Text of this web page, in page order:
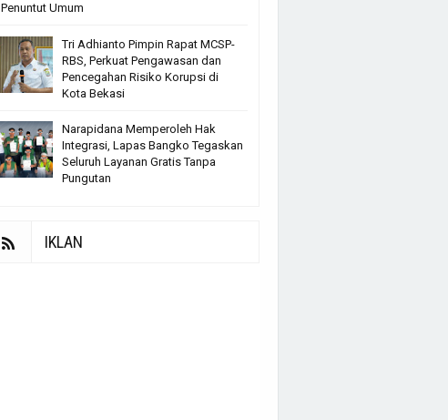
Penuntut Umum
Tri Adhianto Pimpin Rapat MCSP-
RBS, Perkuat Pengawasan dan
Pencegahan Risiko Korupsi di
Kota Bekasi
Narapidana Memperoleh Hak
Integrasi, Lapas Bangko Tegaskan
Seluruh Layanan Gratis Tanpa
Pungutan
IKLAN